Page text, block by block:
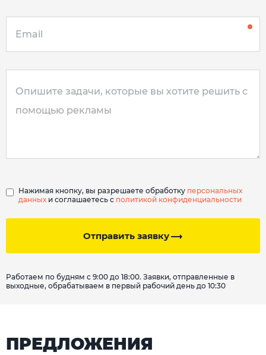
Отправить заявку
Нажимая кнопку, вы разрешаете обработку персональных
данных и соглашаетесь с политикой конфиденциальности
Работаем по будням с 9:00 до 18:00. Заявки, отправленные в
выходные, обрабатываем в первый рабочий день до 10:30
ПРЕДЛОЖЕНИЯ